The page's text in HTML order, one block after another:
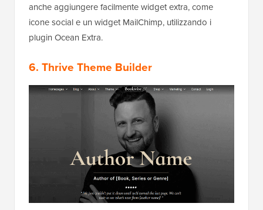
anche aggiungere facilmente widget extra, come
icone social e un widget MailChimp, utilizzando i
plugin Ocean Extra.
6. Thrive Theme Builder